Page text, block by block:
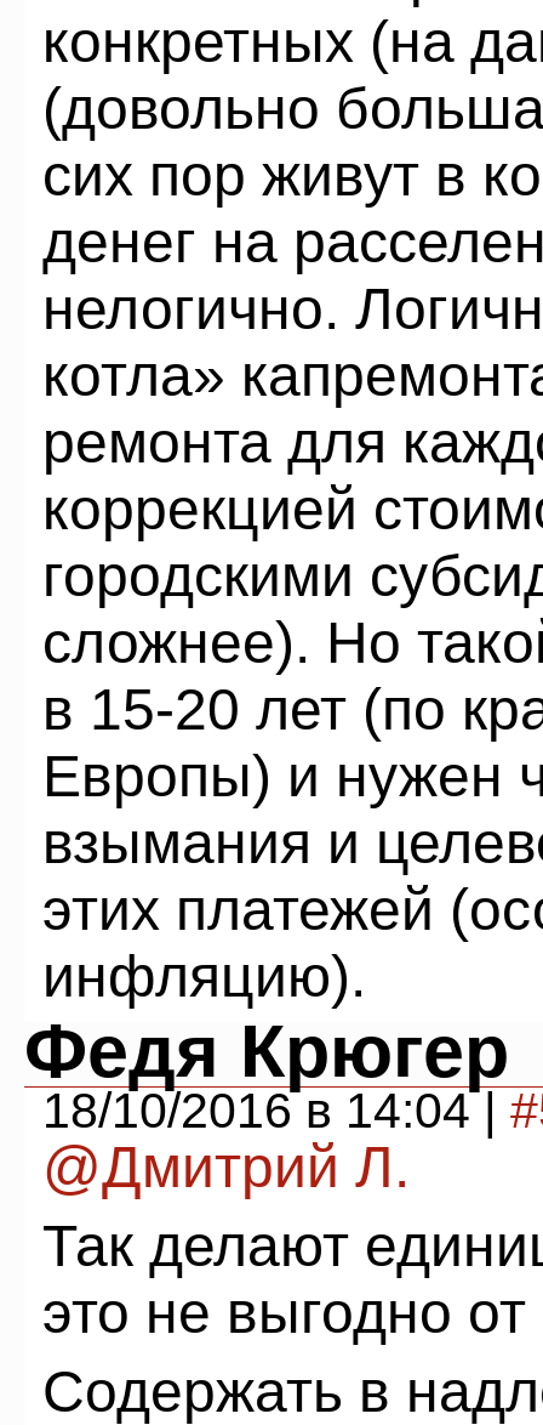
конкретных (на
(довольно
сих пор живут в
денег на
нелогично.
котла»
ремонта для
коррекцией
городскими
сложнее). Но
в 15-20 лет (по
Европы) и нужен
взымания и
этих платежей
инфляцию).
Федя Крюгер
18/10/2016 в 14:04 |
@Дмитрий Л.
Так делают
это не выгодно
Содержать в